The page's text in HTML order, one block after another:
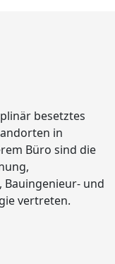
besetztes
in
Büro sind die
Bauingenieur- und
vertreten.